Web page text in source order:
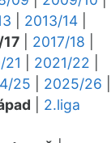
2013/14
2017/18
2021/22
25 2025/26
2.liga